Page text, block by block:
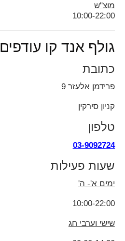
מוצ"ש
10:00-22:00
גולף אנד קו עודפים
כתובת
פרידמן אלעזר 9
קניון סירקין
טלפון
03-9092724
שעות פעילות
ימים א'- ה'
10:00-22:00
שישי וערבי חג